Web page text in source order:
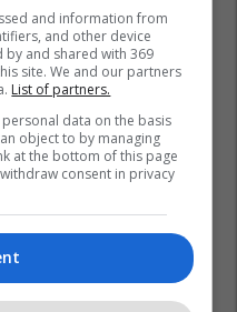
and information from
and other device
by and shared with 369
site. We and our partners
List of partners.
data on the basis
object to by managing
at the bottom of this page
consent in privacy